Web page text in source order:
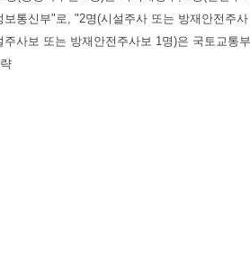
보통신부"로, "2명(시설주사 또는 방재안전주
주사보 또는 방재안전주사보 1명)은 국토교통